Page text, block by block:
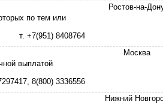
по тем или
т. +7(951) 8408764
Ростов-на-
выплатой
8(800) 3336556
Москва
Нижний